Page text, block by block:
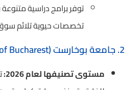
توفر برامج دراسية متنوعة
تخصصات حيوية تلائم
2. جامعة بوخارست (University of Bucharest)
مستوى تصنيفها لعام 2026: